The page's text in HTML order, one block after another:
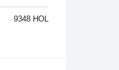
9348 HOL